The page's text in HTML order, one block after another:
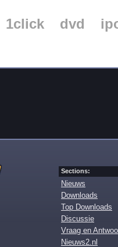
1click dvd
Sections:
Nieuws
Downloads
Top Downloads
Discussie
Vraag en
Nieuws2.nl